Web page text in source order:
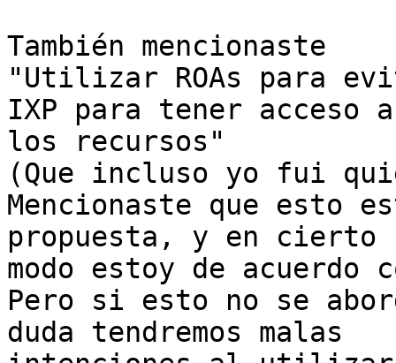
También mencionaste
"Utilizar ROAs para
IXP para tener acceso a
los recursos"
(Que incluso yo fui
Mencionaste que esto
propuesta, y en cierto
modo estoy de acuerdo
Pero si esto no se
duda tendremos malas